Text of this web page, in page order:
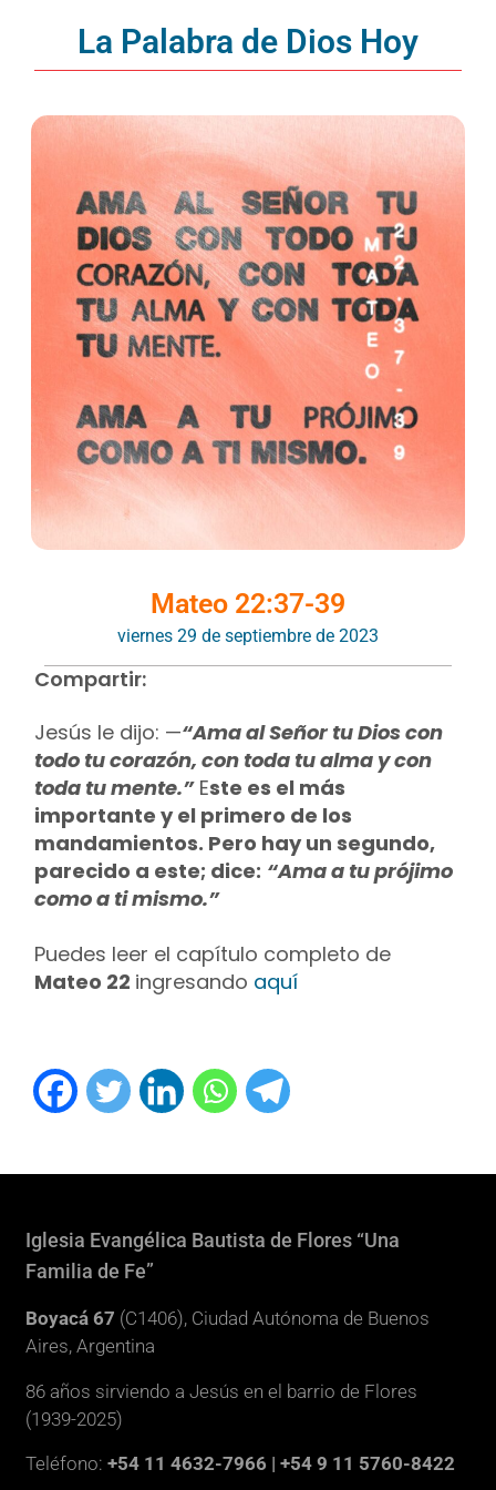
La Palabra de Dios Hoy
Mateo 22:37-39
viernes 29 de septiembre de 2023
Compartir:
Jesús le dijo: —“Ama al Señor tu Dios con
todo tu corazón, con toda tu alma y con
toda tu mente.”Este es el más
importante y el primero de los
mandamientos. Pero hay un segundo,
parecido a este; dice: “Ama a tu prójimo
como a ti mismo.”
Puedes leer el capítulo completo de
Mateo 22 ingresando aquí
Iglesia Evangélica Bautista de Flores “Una
Familia de Fe”
Boyacá 67 (C1406), Ciudad Autónoma de Buenos
Aires, Argentina
86 años sirviendo a Jesús en el barrio de Flores
(1939-2025)
Teléfono:+54 11 4632-7966 | +54 9 11 5760-8422